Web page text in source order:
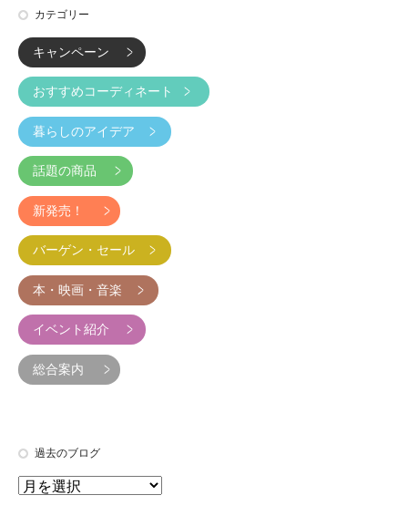
カテゴリー
キャンペーン
おすすめコーディネート
暮らしのアイデア
話題の商品
新発売！
バーゲン・セール
本・映画・音楽
イベント紹介
総合案内
過去のブログ